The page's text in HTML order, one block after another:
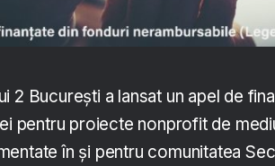
2 București a lansat un apel de
pentru proiecte nonprofit de
în și pentru comunitatea